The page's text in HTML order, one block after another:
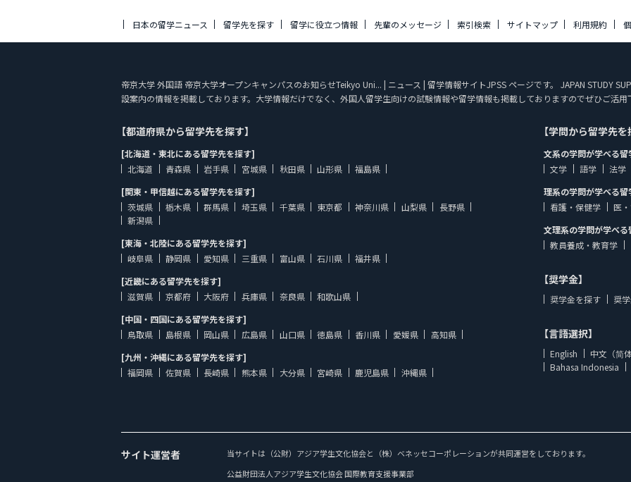
日本の留学ニュース 留学先を探す 留学に役立つ情報 先輩のメッセージ 索引検索 サイトマップ 利用規約
帝京大学 外国語 帝京大学オープンキャンパスのお知らせTeikyo Uni... | ニュース | 留学情報サイトJPSS ページです。 JAPAN STUDY
設案内の情報を掲載しております。大学情報だけでなく、外国人留学生向けの試験情報や留学情報も掲載しておりますのでぜひご活用
【都道府県から留学先を探す】
[北海道・東北にある留学先を探す]
北海道
青森県 岩手県 宮城県 秋田県 山形県
福島県
[関東・甲信越にある留学先を探す]
茨城県
栃木県 群馬県 埼玉県 千葉県 東京都 神奈川県 山梨県
長野県
新潟県
[東海・北陸にある留学先を探す]
岐阜県
静岡県 愛知県 三重県 富山県 石川県
福井県
[近畿にある留学先を探す]
滋賀県
京都府 大阪府 兵庫県 奈良県
和歌山県
[中国・四国にある留学先を探す]
鳥取県
島根県 岡山県 広島県 山口県 徳島県 香川県 愛媛県
高知県
[九州・沖縄にある留学先を探す]
福岡県
佐賀県 長崎県 熊本県 大分県 宮崎県 鹿児島県 沖縄県
【学問から留学先
文系の学問が学べる留
文学
語学
法学
理系の学問が学べる留
看護・保健学
医
文理系の学問が学べ
教員養成・教育学
【奨学金】
奨学金を探す 奨
【言語選択】
English
中文（简
Bahasa Indonesia
サイト運営者
当サイトは（公財）アジア学生文化協会と（株）ベネッセコーポレーションが共同運営をしております。
公益財団法人アジア学生文化協会 国際教育支援事業部